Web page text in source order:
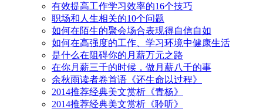
有效提高工作学习效率的16个技巧
职场和人生相关的10个问题
如何在陌生的聚会场合表现得自信自如
如何在高强度的工作、学习环境中健康生活
是什么在阻碍你的月薪万元之路
在你月薪三千的时候，做月薪八千的事
余秋雨读者卷首语《还生命以过程》
2014推荐经典美文赏析《青杨》
2014推荐经典美文赏析《聆听》